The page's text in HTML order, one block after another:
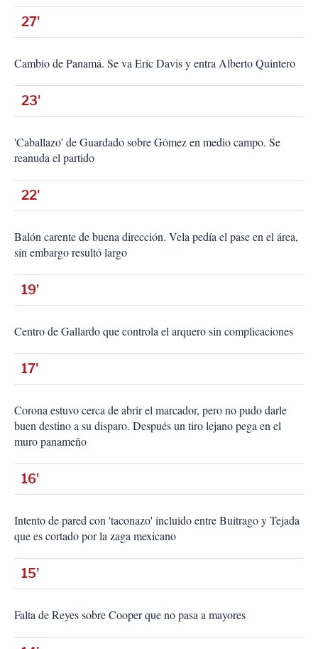
27'
Cambio de Panamá. Se va Eric Davis y entra Alberto Quintero
23'
'Caballazo' de Guardado sobre Gómez en medio campo. Se
reanuda el partido
22'
Balón carente de buena dirección. Vela pedía el pase en el área,
sin embargo resultó largo
19'
Centro de Gallardo que controla el arquero sin complicaciones
17'
Corona estuvo cerca de abrir el marcador, pero no pudo darle
buen destino a su disparo. Después un tiro lejano pega en el
muro panameño
16'
Intento de pared con 'taconazo' incluido entre Buitrago y Tejada
que es cortado por la zaga mexicano
15'
Falta de Reyes sobre Cooper que no pasa a mayores